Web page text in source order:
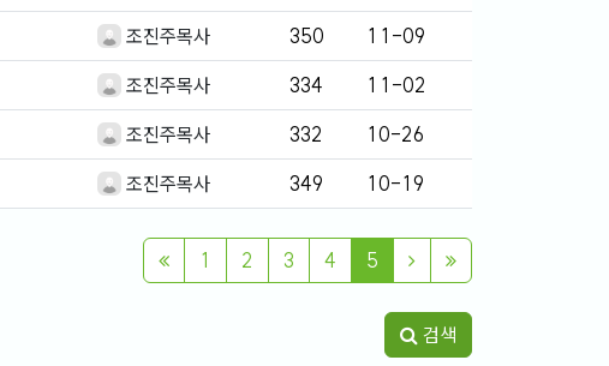
조진주목사 350 11-09
조진주목사 334 11-02
조진주목사 332 10-26
조진주목사 349 10-19
1 2 3 4 5
검색